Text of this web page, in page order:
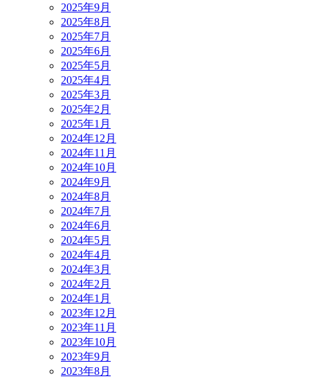
2025年9月
2025年8月
2025年7月
2025年6月
2025年5月
2025年4月
2025年3月
2025年2月
2025年1月
2024年12月
2024年11月
2024年10月
2024年9月
2024年8月
2024年7月
2024年6月
2024年5月
2024年4月
2024年3月
2024年2月
2024年1月
2023年12月
2023年11月
2023年10月
2023年9月
2023年8月